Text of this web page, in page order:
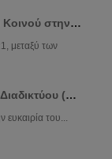
Ημέρα της Αστυνομίας και Κοινού στην Αγία Νάπα
μεταξύ των
Διεθνής Ημέρα Ασφαλούς Διαδικτύου (SID) 2020
ευκαιρία του...